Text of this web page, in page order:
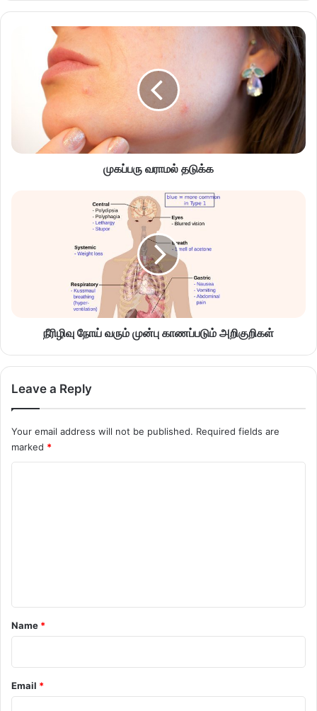
முகப்பரு வராமல் தடுக்க
நீரிழிவு நோய் வரும் முன்பு காணப்படும் அறிகுறிகள்
Leave a Reply
Your email address will not be published. Required fields are
marked *
*
Name *
Email *